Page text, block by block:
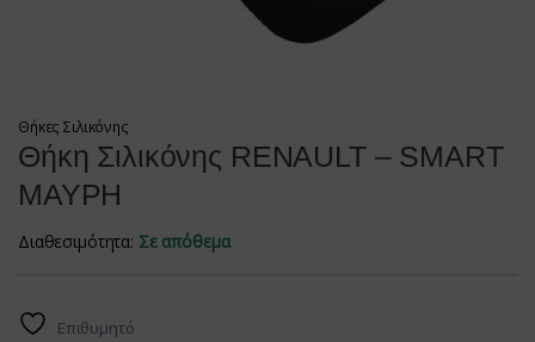
Θήκες Σιλικόνης
Θήκη Σιλικόνης RENAULT – SMART
ΜΑΥΡΗ
Διαθεσιμότητα: Σε απόθεμα
Επιθυμητό